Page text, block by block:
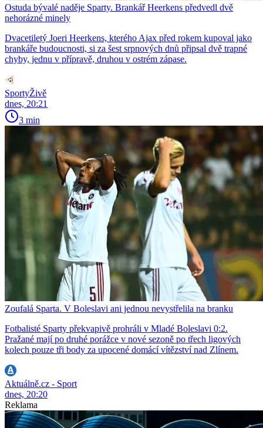
Ostuda bývalé naděje Sparty. Brankář Heerkens předvedl dvě
nehorázné minely
Dvacetiletý Joeri Heerkens, kterého Ajax před rokem kupoval jako
brankáře budoucnosti, si za šest srpnových dnů připsal dvě trapné
chyby, jednu v přípravě, druhou v ostrém zápase.
SportyŽivě
dnes, 20:21
3 min
Zoufalá Sparta. V Boleslavi ani jednou nevystřelila na branku
Fotbalisté Sparty překvapivě prohráli v Mladé Boleslavi 0:2.
Pražané mají po druhé porážce v nové sezoně po třech ligových
kolech pouze tři body za upocené domácí vítězství nad Zlínem.
Aktuálně.cz - Sport
dnes, 20:20
Reklama